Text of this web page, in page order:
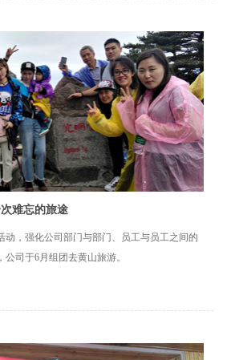
难忘的旅途
动，强化公司部门与部门、员工与员工之间的
司于6月组团去黄山旅游。